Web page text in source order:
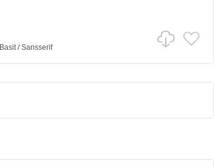
Basit/Sansserif